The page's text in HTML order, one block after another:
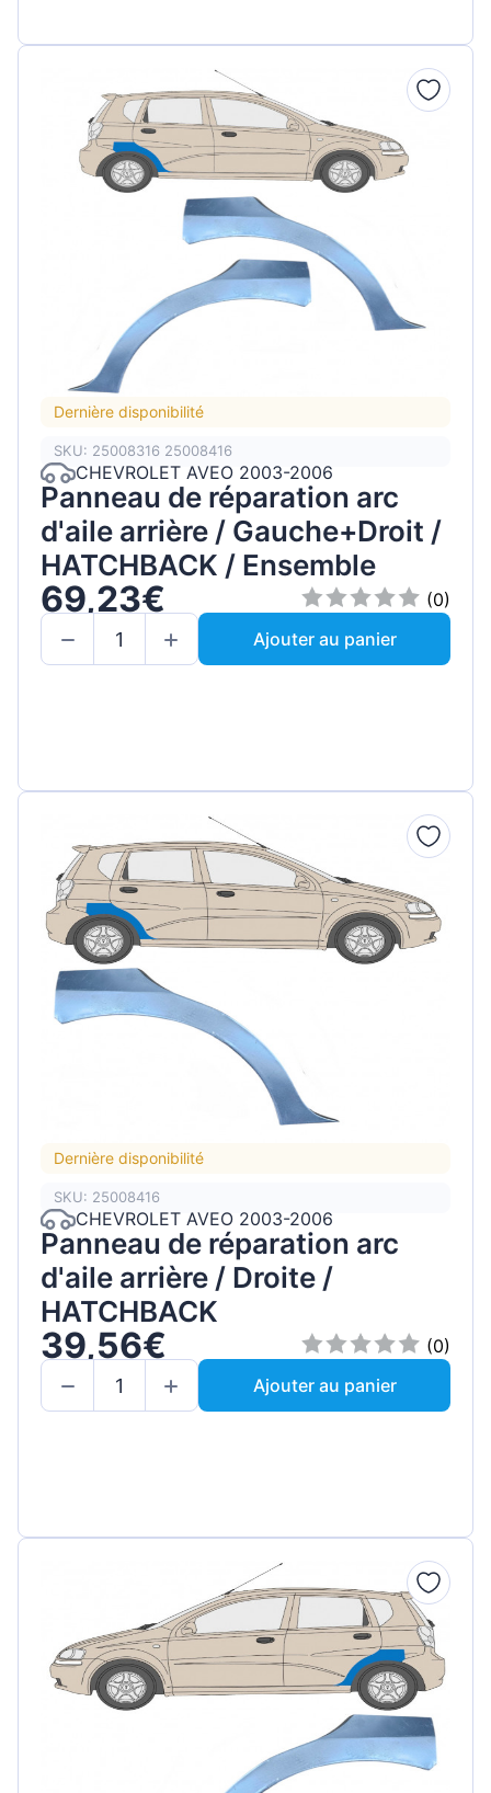
Dernière disponibilité
SKU: 25008316 25008416
CHEVROLET AVEO 2003-2006
Panneau de réparation arc
d'aile arrière / Gauche+Droit /
HATCHBACK / Ensemble
69,23€
(0)
Ajouter au panier
Dernière disponibilité
SKU: 25008416
CHEVROLET AVEO 2003-2006
Panneau de réparation arc
d'aile arrière / Droite /
HATCHBACK
39,56€
(0)
Ajouter au panier